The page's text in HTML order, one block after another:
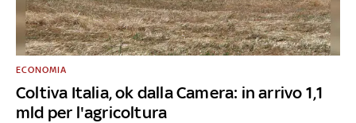
Coltiva Italia, ok dalla Camera: in arrivo 1,1
mld per l'agricoltura
ECONOMIA